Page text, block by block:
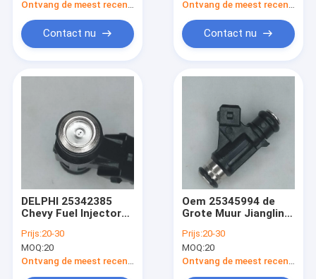
Contact nu Contact nu
DELPHI 25342385
Chevy Fuel Injector
Corsa Meriva
Montana
Prijs:20-30
MOQ:20
Ontvang de meest recente Prijs
Oem 25345994 de
Grote Muur Jiangling
Gasoline Fuel
Injector For
Mitsubishi Jinbei
Prijs:20-30
MOQ:20
Ontvang de meest recente Prijs